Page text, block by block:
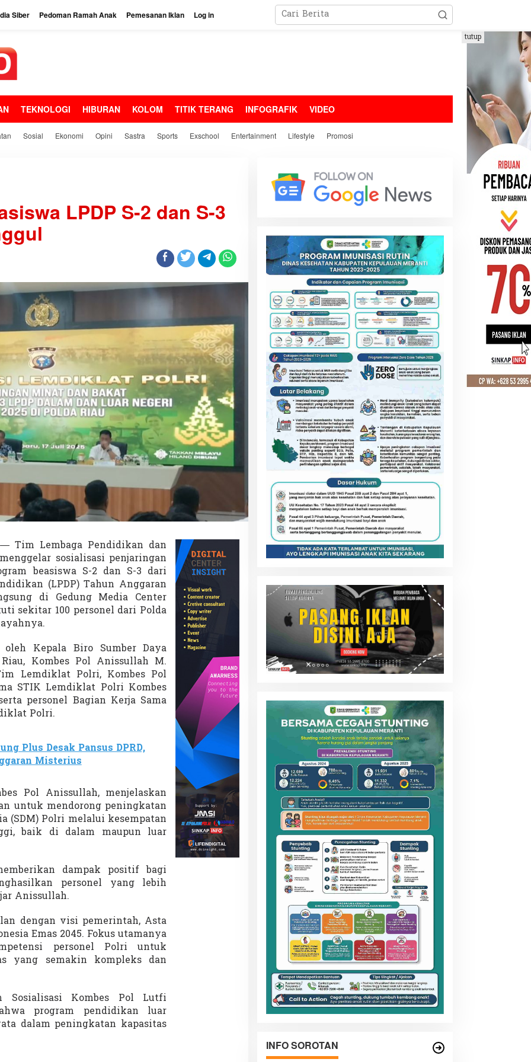
Siber Pedoman Ramah Anak Pemesanan Iklan Log in
TEKNOLOGI HIBURAN KOLOM TITIK TERANG INFOGRAFIK VIDEO
Sosial Ekonomi Opini Sastra Sports Exschool Entertainment Lifestyle Promosi
tutup
LPDP S-2 dan S-3
— Tim Lembaga Pendidikan dan
sosialisasi penjaringan
beasiswa S-2 dan S-3 dari
(LPDP) Tahun Anggaran
di Gedung Media Center
sekitar 100 personel dari Polda
Kepala Biro Sumber Daya
Kombes Pol Anissullah M.
Lemdiklat Polri, Kombes Pol
STIK Lemdiklat Polri Kombes
personel Bagian Kerja Sama
Polri.
Plus Desak Pansus DPRD,
Misterius
Pol Anissullah, menjelaskan
untuk mendorong peningkatan
(SDM) Polri melalui kesempatan
baik di dalam maupun luar
dampak positif bagi
personel yang lebih
Anissullah.
dengan visi pemerintah, Asta
Emas 2045. Fokus utamanya
personel Polri untuk
yang semakin kompleks dan
Sosialisasi Kombes Pol Lutfi
program pendidikan luar
dalam peningkatan kapasitas
INFO SOROTAN